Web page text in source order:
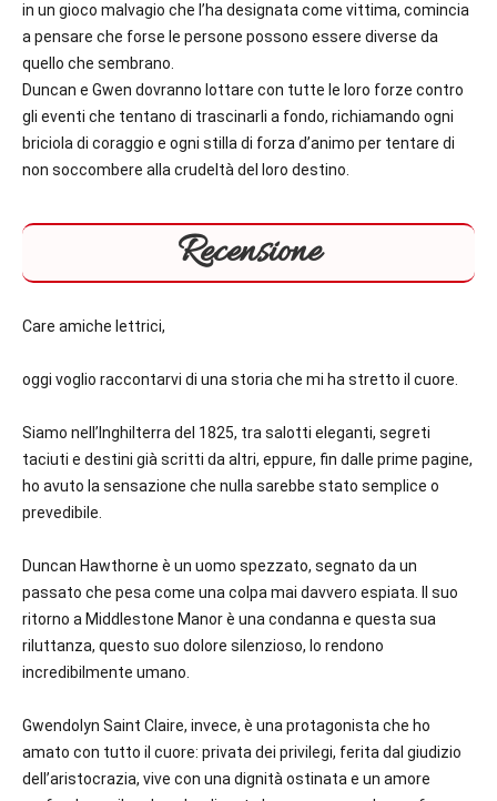
in un gioco malvagio che l’ha designata come vittima, comincia
a pensare che forse le persone possono essere diverse da
quello che sembrano.
Duncan e Gwen dovranno lottare con tutte le loro forze contro
gli eventi che tentano di trascinarli a fondo, richiamando ogni
briciola di coraggio e ogni stilla di forza d’animo per tentare di
non soccombere alla crudeltà del loro destino.
Recensione
Care amiche lettrici,
oggi voglio raccontarvi di una storia che mi ha stretto il cuore.
Siamo nell’Inghilterra del 1825, tra salotti eleganti, segreti
taciuti e destini già scritti da altri, eppure, fin dalle prime pagine,
ho avuto la sensazione che nulla sarebbe stato semplice o
prevedibile.
Duncan Hawthorne è un uomo spezzato, segnato da un
passato che pesa come una colpa mai davvero espiata. Il suo
ritorno a Middlestone Manor è una condanna e questa sua
riluttanza, questo suo dolore silenzioso, lo rendono
incredibilmente umano.
Gwendolyn Saint Claire, invece, è una protagonista che ho
amato con tutto il cuore: privata dei privilegi, ferita dal giudizio
dell’aristocrazia, vive con una dignità ostinata e un amore